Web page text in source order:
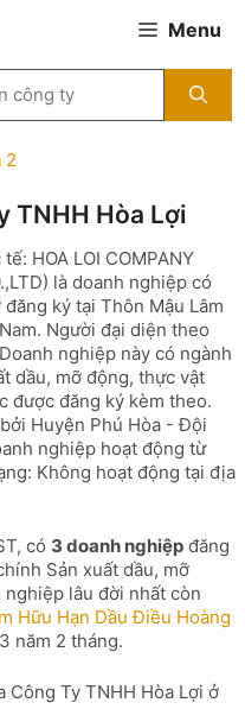
Menu
2
TNHH Hòa Lợi
HOA LOI COMPANY
là doanh nghiệp có
đăng ký tại Thôn Mậu Lâm
Người đại diện theo
nghiệp này có ngành
dầu, mỡ động, thực vật
được đăng ký kèm theo.
Huyện Phú Hòa - Đội
nghiệp hoạt động từ
Không hoạt động tại địa
có 3 doanh nghiệp đăng
Sản xuất dầu, mỡ
lâu đời nhất còn
Hữu Hạn Dầu Điều Hoàng
năm 2 tháng.
Ty TNHH Hòa Lợi ở